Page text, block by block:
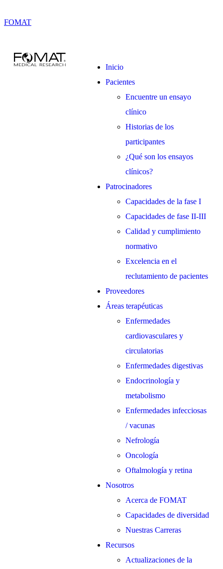
FOMAT
Inicio
Pacientes
Encuentre un ensayo
clínico
Historias de los
participantes
¿Qué son los ensayos
clínicos?
Patrocinadores
Capacidades de la fase I
Capacidades de fase II-III
Calidad y cumplimiento
normativo
Excelencia en el
reclutamiento de pacientes
Proveedores
Áreas terapéuticas
Enfermedades
cardiovasculares y
circulatorias
Enfermedades digestivas
Endocrinología y
metabolismo
Enfermedades infecciosas
/ vacunas
Nefrología
Oncología
Oftalmología y retina
Nosotros
Acerca de FOMAT
Capacidades de diversidad
Nuestras Carreras
Recursos
Actualizaciones de la